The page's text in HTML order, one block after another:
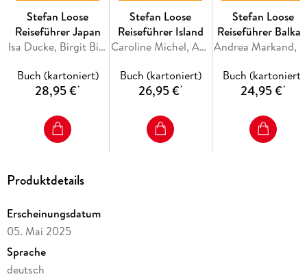
Alles für Aktive: Trekking, Bootstouren, Kayaking, Klettern
oder Motorradtouren durch die Karstkegel.
Ob Aktivurlaub, Entspannungstrip oder Kulturreise: Der
Stefan Loose Reiseführer Südostasien Die Mekong-Region ist
der ideale Begleiter für alle, die eine unvergessliche Reise in
eine der aufregendsten Regionen der Welt unternehmen
Reiseziele und Routen
Travelinfos von A bis Z
Thailand
Laos
Stefan Loose
Reiseführer Japan
Isa Ducke, Birgit Bianca Fürst, Katharina Grimm, Hartmut Pohling, Axel Schwab
Buch (kartoniert)
28,95 €*
Stefan Loose
Reiseführer Island
Caroline Michel, Andrea Markand, Mark Markand
Buch (kartoniert)
26,95 €*
Stefan Loose
Reiseführer
Die Adria-Route.
Bosnien und
Herzegowina,
Albanien
Buch (kartoniert)
24,95 €*
Produktdetails
Erscheinungsdatum
05. Mai 2025
Sprache
deutsch